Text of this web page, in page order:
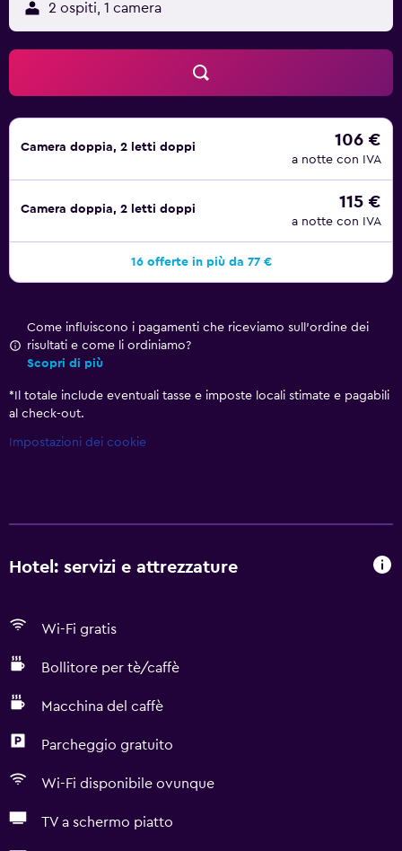
scrivania e telefono; chiamate urbane gratuite
(potrebbero essere previste restrizioni). Le pulizie
vengono eseguite servizio di pulizie su richiesta; inoltre, è
possibile richiedere asciugacapelli. Le attività ricreative
elencate di seguito sono disponibili in loco o nelle
vicinanze. È possibile che siano a pagamento.
2 ospiti, 1 camera
Camera doppia, 2 letti doppi 106 €
a notte con IVA
Camera doppia, 2 letti doppi 115 €
a notte con IVA
16 offerte in più da 77 €
Come influiscono i pagamenti che riceviamo sull'ordine dei
risultati e come li ordiniamo?
Scopri di più
* Il totale include eventuali tasse e imposte locali stimate e pagabili
al check-out.
Impostazioni dei cookie
Hotel: servizi e attrezzature
Wi-Fi gratis
Bollitore per tè/caffè
Macchina del caffè
Parcheggio gratuito
Wi-Fi disponibile ovunque
TV a schermo piatto